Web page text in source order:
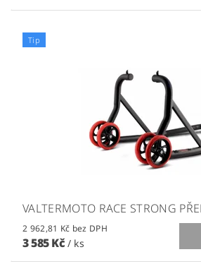
Tip
VALTERMOTO RACE STRONG
2 962,81 Kč bez DPH
3 585 Kč / ks